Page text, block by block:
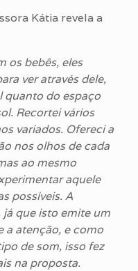
Kátia revela a
os bebês, eles
ver através dele,
quanto do espaço
Recortei vários
variados. Ofereci a
nos olhos de cada
ao mesmo
aquele
possíveis. A
que isto emite um
a atenção, e como
de som, isso fez
na proposta.